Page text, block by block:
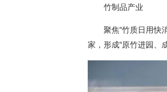
竹制品产业
聚焦“竹质日用快
家，形成“原竹进园、